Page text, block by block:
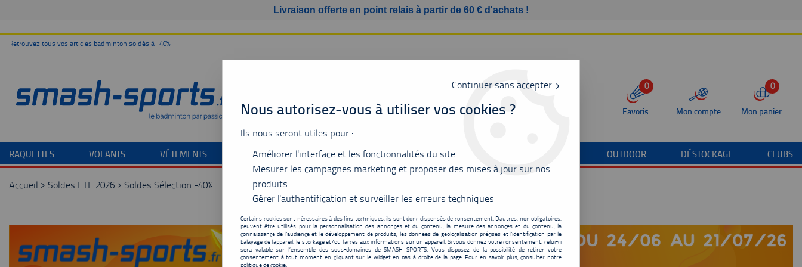
Livraison offerte en point relais à partir de 60 € d'achats !
Retrouvez tous vos articles badminton soldés à -40%
0
Favoris Mon compte
0
Mon panier
RAQUETTES VOLANTS VÊTEMENTS CHAUSSURES BAGAGERIE ACCESSOIRES OUTDOOR DÉSTOCKAGE CLUBS
Accueil > Soldes ETE 2026 > Soldes Sélection -40%
Continuer sans accepter
Nous autorisez-vous à utiliser vos cookies ?
Ils nous seront utiles pour :
Améliorer l'interface et les fonctionnalités du site
Mesurer les campagnes marketing et proposer des mises à jour sur nos
produits
Gérer l'authentification et surveiller les erreurs techniques
Certains cookies sont nécessaires à des fins techniques, ils sont donc dispensés de consentement. D'autres, non obligatoires,
peuvent être utilisés pour la personnalisation des annonces et du contenu, la mesure des annonces et du contenu, la
connaissance de l'audience et le développement de produits, les données de géolocalisation précises et l'identification par le
balayage de l'appareil, le stockage et/ou l'accès aux informations sur un appareil. Si vous donnez votre consentement, celui-ci
sera valable sur l’ensemble des sous-domaines de SMASH SPORTS. Vous disposez de la possibilité de retirer votre
consentement à tout moment en cliquant sur le widget en bas à droite de la page. Pour en savoir plus, consulter notre
politique de cookie.